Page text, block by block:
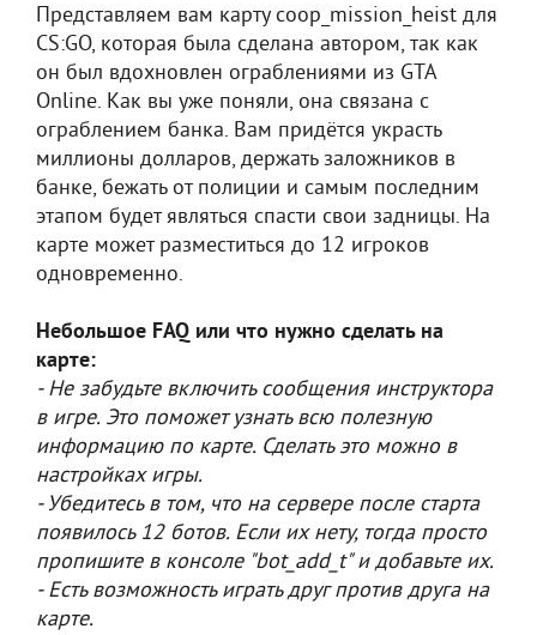
Представляем вам карту coop_mission_heist для
CS:GO, которая была сделана автором, так как
он был вдохновлен ограблениями из GTA
Online. Как вы уже поняли, она связана с
ограблением банка. Вам придётся украсть
миллионы долларов, держать заложников в
банке, бежать от полиции и самым последним
этапом будет являться спасти свои задницы. На
карте может разместиться до 12 игроков
одновременно.
Небольшое FAQ или что нужно сделать на
карте:
- Не забудьте включить сообщения инструктора
в игре. Это поможет узнать всю полезную
информацию по карте. Сделать это можно в
настройках игры.
- Убедитесь в том, что на сервере после старта
появилось 12 ботов. Если их нету, тогда просто
пропишите в консоле "bot_add_t" и добавьте их.
- Есть возможность играть друг против друга на
карте.